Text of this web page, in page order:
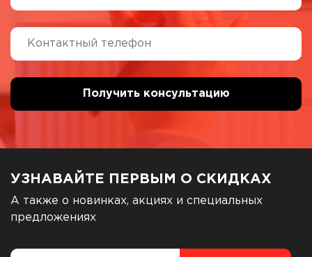
УЗНАВАЙТЕ ПЕРВЫМ О СКИДКАХ
А также о новинках, акциях и специальных
предложениях